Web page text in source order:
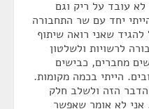
עובד על ריק וגם
יחד עם שר התחבורה
שאני רואה שיתוף
לרשויות ולשלטון
מחברים, כבישים
הייתי בכמה מקומות.
הזה ולשלב חלק
לא אומר שאפשר